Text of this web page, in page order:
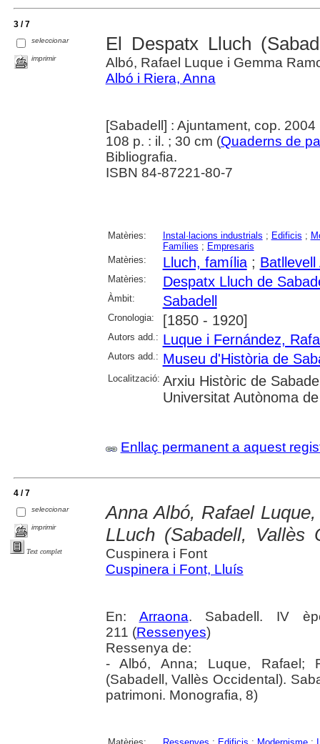
3 / 7
seleccionar
imprimir
El Despatx Lluch
Albó, Rafael Luque i Gemma
Albó i Riera, Anna
[Sabadell] : Ajuntament, cop. 2004
108 p. : il. ; 30 cm (Quaderns de
Bibliografia.
ISBN 84-87221-80-7
Matèries: Instal·lacions industrials ; Edificis ;
Famílies ; Empresaris
Matèries:
Lluch, família;
Matèries: Despatx Lluch de
Àmbit: Sabadell
Cronologia: [1850 - 1920]
Autors add.: Luque i Fernández,
Autors add.: Museu d'Història de
Localització: Arxiu Històric de
Universitat Autònoma
Enllaç permanent a aquest
4 / 7
seleccionar
imprimir
Text complet
Anna Albó, Rafael
LLuch (Sabadell, Vallès
Cuspinera i Font
Cuspinera i Font, Lluís
En: Arraona. Sabadell. IV
211 (Ressenyes)
Ressenya de:
- Albó, Anna; Luque, Rafael;
(Sabadell, Vallès Occidental).
patrimoni. Monografia, 8)